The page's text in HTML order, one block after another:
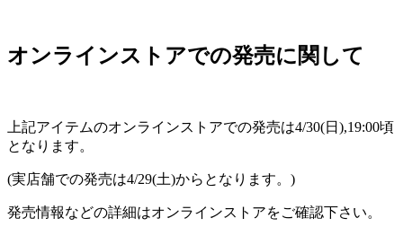
オンラインストアでの発売に関して
上記アイテムのオンラインストアでの発売は4/30(日),19:00頃
となります。
(実店舗での発売は4/29(土)からとなります。)
発売情報などの詳細はオンラインストアをご確認下さい。